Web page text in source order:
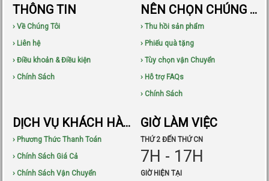
THÔNG TIN
› Về Chúng Tôi
› Liên hệ
› Điều khoản & Điều kiện
› Chính Sách
NÊN CHỌN CHÚNG TÔI
› Thu hồi sản phẩm
› Phiếu quà tặng
› Tùy chọn vận Chuyển
› Hỗ trợ FAQs
› Chính Sách
DỊCH VỤ KHÁCH HÀNG
› Phương Thức Thanh Toán
› Chính Sách Giá Cả
› Chính Sách Vận Chuyển
GIỜ LÀM VIỆC
THỨ 2 ĐẾN THỨ CN
7H - 17H
GIỜ HIỆN TẠI